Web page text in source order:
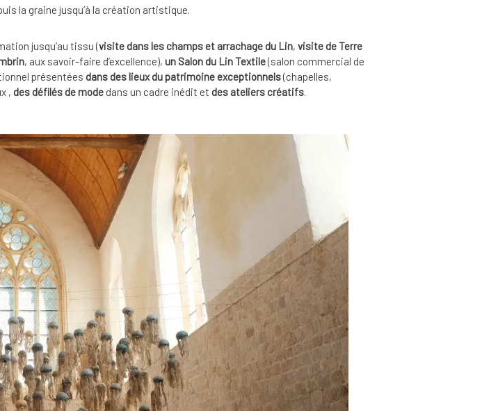
la graine jusqu’à la création artistique.
jusqu’au tissu (visite dans les champs et arrachage du Lin, visite de Terre
, aux savoir-faire d’excellence), un Salon du Lin Textile(salon commercial de
présentées dans des lieux du patrimoine exceptionnels(chapelles,
, des défilés de mode dans un cadre inédit et des ateliers créatifs.